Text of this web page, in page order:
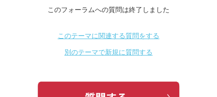
このフォーラムへの質問は終了しました
このテーマに関連する質問をする
別のテーマで新規に質問する